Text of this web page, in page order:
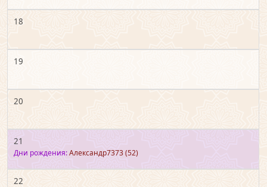
18
19
20
21
Дни рождения:Александр7373(52)
22